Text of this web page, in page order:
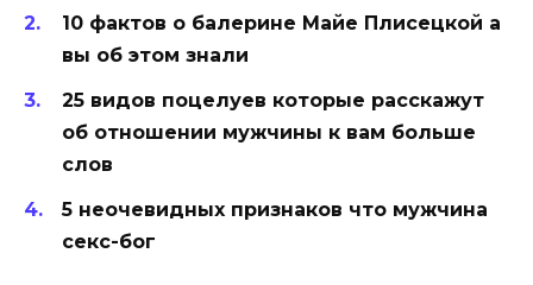
10 фактов о балерине Майе Плисецкой а
вы об этом знали
25 видов поцелуев которые расскажут
об отношении мужчины к вам больше
слов
5 неочевидных признаков что мужчина
секс-бог